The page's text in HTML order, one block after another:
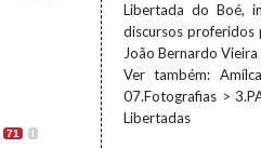
71 I
Libertada do Boé,
discursos proferidos
João Bernardo
Ver também:
07.Fotografias >
Libertadas